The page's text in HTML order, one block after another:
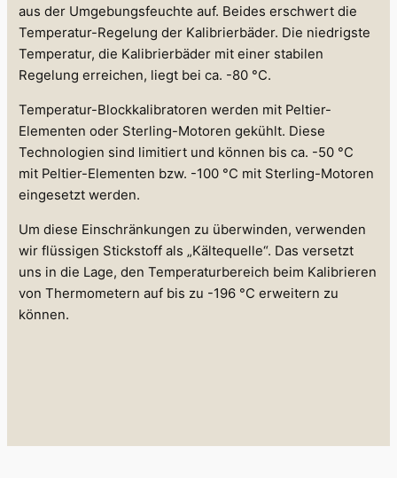
aus der Umgebungsfeuchte auf. Beides erschwert die
Temperatur-Regelung der Kalibrierbäder. Die niedrigste
Temperatur, die Kalibrierbäder mit einer stabilen
Regelung erreichen, liegt bei ca. -80 °C.
Temperatur-Blockkalibratoren werden mit Peltier-
Elementen oder Sterling-Motoren gekühlt. Diese
Technologien sind limitiert und können bis ca. -50 °C
mit Peltier-Elementen bzw. -100 °C mit Sterling-Motoren
eingesetzt werden.
Um diese Einschränkungen zu überwinden, verwenden
wir flüssigen Stickstoff als „Kältequelle“. Das versetzt
uns in die Lage, den Temperaturbereich beim Kalibrieren
von Thermometern auf bis zu -196 °C erweitern zu
können.